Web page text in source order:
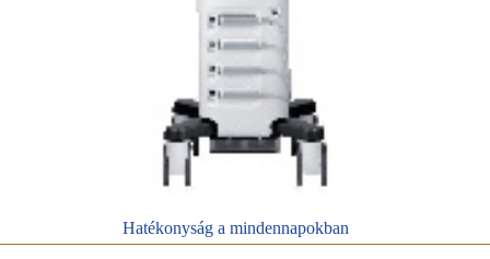
Hatékonyság a mindennapokban